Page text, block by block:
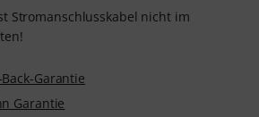
Stromanschlusskabel nicht im
Garantie
Garantie